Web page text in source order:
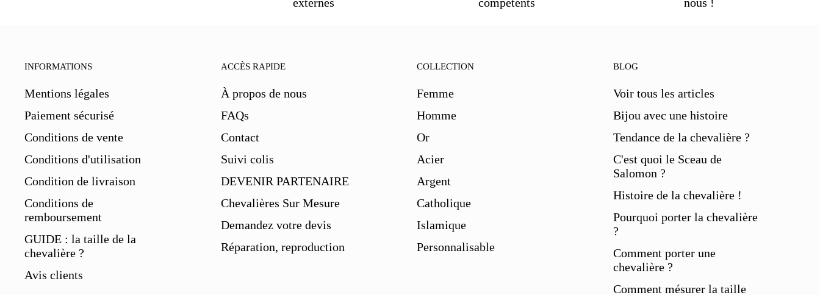
INFORMATIONS
Mentions légales
Paiement sécurisé
Conditions de vente
Conditions d'utilisation
Condition de livraison
Conditions de
remboursement
GUIDE : la taille de la
chevalière ?
Avis clients
ACCÈS RAPIDE
À propos de nous
FAQs
Contact
Suivi colis
DEVENIR PARTENAIRE
Chevalières Sur Mesure
Demandez votre devis
Réparation, reproduction
COLLECTION
Femme
Homme
Or
Acier
Argent
Catholique
Islamique
Personnalisable
BLOG
Voir tous les articles
Bijou avec une histoire
Tendance de la chevalière ?
C'est quoi le Sceau de
Salomon ?
Histoire de la chevalière !
Pourquoi porter la chevalière
?
Comment porter une
chevalière ?
Comment mésurer la taille